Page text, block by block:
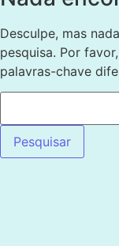
Desculpe, mas
pesquisa. Por
palavras-chave